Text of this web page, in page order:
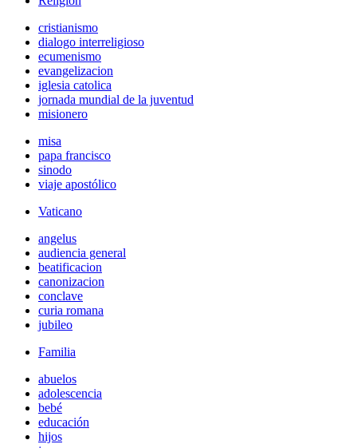
cristianismo
dialogo interreligioso
ecumenismo
evangelizacion
iglesia catolica
jornada mundial de la juventud
misionero
misa
papa francisco
sinodo
viaje apostólico
Vaticano
angelus
audiencia general
beatificacion
canonizacion
conclave
curia romana
jubileo
Familia
abuelos
adolescencia
bebé
educación
hijos